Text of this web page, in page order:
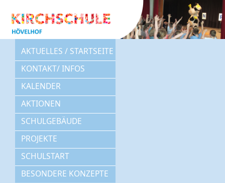
AKTUELLES / STARTSEITE
KONTAKT/ INFOS
KALENDER
AKTIONEN
SCHULGEBÄUDE
PROJEKTE
SCHULSTART
BESONDERE KONZEPTE